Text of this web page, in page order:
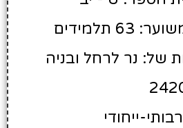
תלמידים
של: נר לרחל ובניה
ייחודי